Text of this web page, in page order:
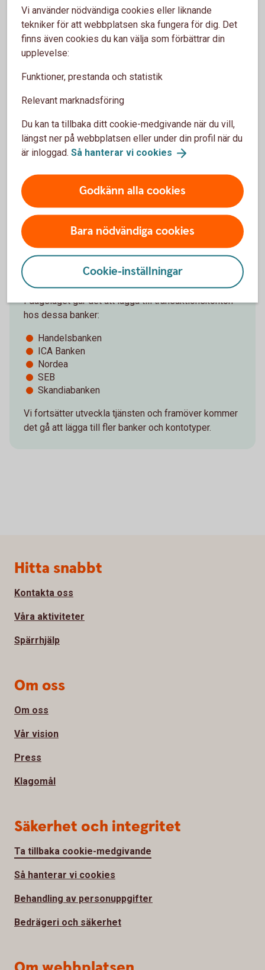
Öppna upp appen för privatpersoner
Välj Konton i menyn
Längst ned på sidan hittar du tjänsten Konton i andra
banker. Välj den bank du vill lägga till
Ge ditt samtycke och godkänn villkoren
Vänta medan vi hämtar dina konton och transaktioner
från den andra banken
Välj vilka konton du vill visa
För att hålla informationen uppdaterad behöver du
legitimera dig hos den andra banken var sjätte
Vilka banker kan du lägga till?
I dagsläget går det att lägga till transaktionskonton
hos dessa banker:
Handelsbanken
ICA Banken
Nordea
SEB
Skandiabanken
Vi fortsätter utveckla tjänsten och framöver kommer
det gå att lägga till fler banker och kontotyper.
Vi använder nödvändiga cookies eller liknande
tekniker för att webbplatsen ska fungera för dig. Det
finns även cookies du kan välja som förbättrar din
upplevelse:
Funktioner, prestanda och statistik
Relevant marknadsföring
Du kan ta tillbaka ditt cookie-medgivande när du vill,
längst ner på webbplatsen eller under din profil när du
är inloggad. Så hanterar vi cookies
Godkänn alla cookies
Bara nödvändiga cookies
Cookie-inställningar
Sidfot
Hitta snabbt
Kontakta oss
Våra aktiviteter
Spärrhjälp
Om oss
Om oss
Vår vision
Press
Klagomål
Säkerhet och integritet
Ta tillbaka cookie-medgivande
Så hanterar vi cookies
Behandling av personuppgifter
Bedrägeri och säkerhet